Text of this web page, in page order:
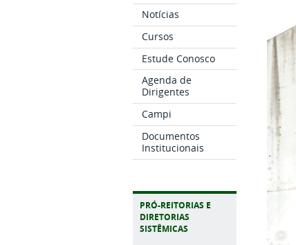
Notícias
Cursos
Estude Conosco
Agenda de
Dirigentes
Campi
Documentos
Institucionais
PRÓ-REITORIAS E
DIRETORIAS
SISTÊMICAS